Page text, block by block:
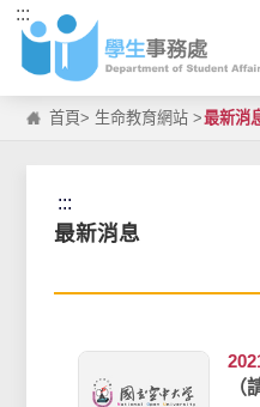
跳到主要內容區塊
:::
首頁> 生命教育網站 >最新消
:::
最新消息
（